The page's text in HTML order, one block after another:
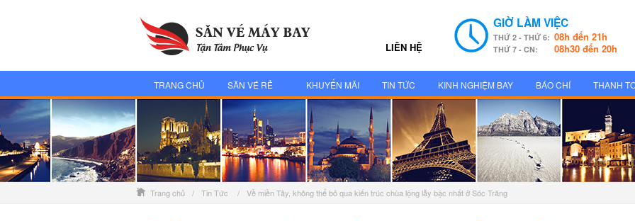
LIÊN HỆ
GIỜ LÀM VIỆC
THỨ 2 - THỨ 6:08h đến 21h
THỨ 7 - CN: 08h30 đến 20h
TRANG CHỦ SĂN VÉ RẺ KHUYẾN MÃI TIN TỨC KINH NGHIỆM BAY BÁO CHÍ THANH
Trang chủ / Tin Tức / Về miền Tây, không thể bỏ qua kiến trúc chùa lộng lẫy bậc nhất ở Sóc Trăng